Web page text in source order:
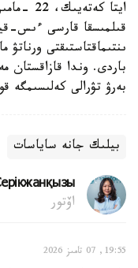
ايتا
قىلمىسقا قارسى ءىس-
ىنتىماقتاستىقتى
باردى. وندا قازاقستان
بەرۋ تۋرالى كەلىسىمگە
بيلىك جانە ساياسات
اۆتور
19:55, 07 تامىز 2026